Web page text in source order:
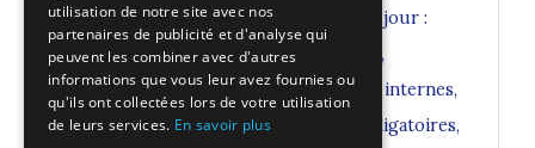
fonctionnement et déroulement du séjour :
réglementation nationale et/ou locale,
protocoles, outils de communications internes,
documents obligatoires, affichages obligatoires,
utilisation de notre site avec nos
partenaires de publicité et d'analyse qui
peuvent les combiner avec d'autres
informations que vous leur avez fournies ou
qu'ils ont collectées lors de votre utilisation
de leurs services. En savoir plus